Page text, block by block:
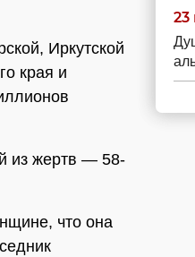
Иркутской
края и
из жертв — 58-
что она
23